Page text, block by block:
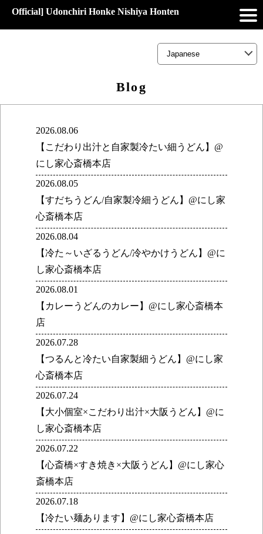
Official] Udonchiri Honke Nishiya Honten
Blog
2026.08.06
【こだわり出汁と自家製冷たい細うどん】@
にし家心斎橋本店
2026.08.05
【すだちうどん/自家製冷細うどん】@にし家
心斎橋本店
2026.08.04
【冷た～いざるうどん/冷やかけうどん】@に
し家心斎橋本店
2026.08.01
【カレーうどんのカレー】@にし家心斎橋本
店
2026.07.28
【つるんと冷たい自家製細うどん】@にし家
心斎橋本店
2026.07.24
【大小個室×こだわり出汁×大阪うどん】@に
し家心斎橋本店
2026.07.22
【心斎橋×すき焼き×大阪うどん】@にし家心
斎橋本店
2026.07.18
【冷たい麺あります】@にし家心斎橋本店